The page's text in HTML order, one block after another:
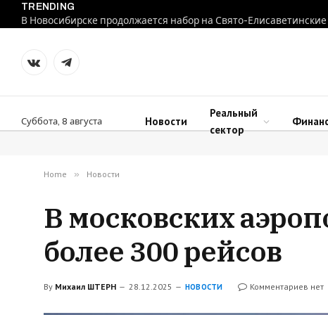
TRENDING
В Новосибирске продолжается набор на Свято-Елисаветинские
VKontakteTelegram
Суббота, 8 августа Новости
Реальный
сектор
Home » Новости
В московских
более 300 рейсов
By Михаил ШТЕРН 28.12.2025 НОВОСТИ Комментариев нет